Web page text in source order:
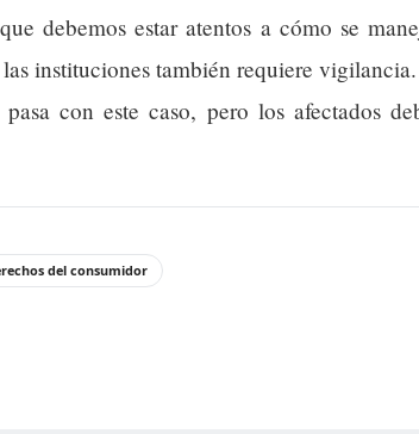
debemos estar atentos a cómo se
instituciones también requiere
con este caso, pero los afectados
del consumidor